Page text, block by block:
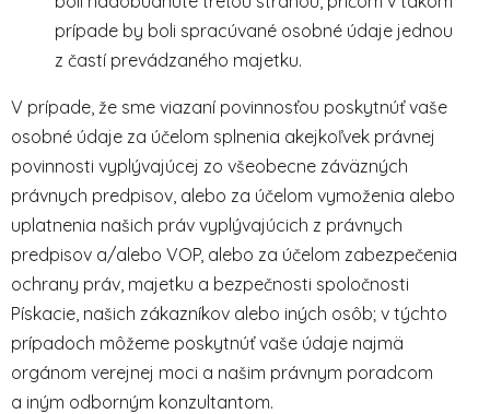
prípade by boli spracúvané osobné údaje jednou
z častí prevádzaného majetku.
V prípade, že sme viazaní povinnosťou poskytnúť vaše
osobné údaje za účelom splnenia akejkoľvek právnej
povinnosti vyplývajúcej zo všeobecne záväzných
právnych predpisov, alebo za účelom vymoženia alebo
uplatnenia našich práv vyplývajúcich z právnych
predpisov a/alebo VOP, alebo za účelom zabezpečenia
ochrany práv, majetku a bezpečnosti spoločnosti
Pískacie, našich zákazníkov alebo iných osôb; v týchto
prípadoch môžeme poskytnúť vaše údaje najmä
orgánom verejnej moci a našim právnym poradcom
a iným odborným konzultantom.